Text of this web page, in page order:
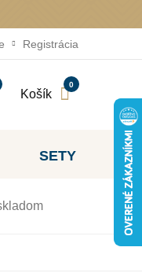
Registrácia
Košík
0
SETY